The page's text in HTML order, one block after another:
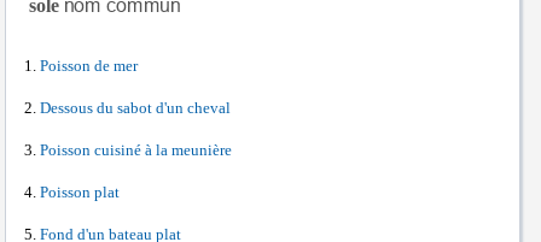
sole
Poisson de mer
Dessous du sabot d'un cheval
Poisson cuisiné à la meunière
Poisson plat
Fond d'un bateau plat